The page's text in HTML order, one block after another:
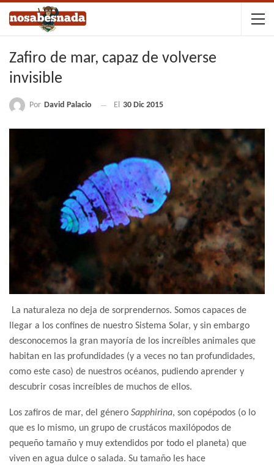
Zafiro de mar, capaz de volverse
invisible
Por David Palacio El 30 Dic 2015
La naturaleza no deja de sorprendernos. Somos capaces de
llegar a los confines de nuestro Sistema Solar, y sin embargo
desconocemos la gran mayoría de los increíbles animales que
habitan en las profundidades (y a veces no tan profundidades,
como este caso) de nuestros océanos, pudiendo aprender y
descubrir cosas increíbles de muchos de ellos.
Los zafiros de mar, del género Sapphirina, son copépodos (o lo
que es lo mismo, un grupo de crustácos maxilópodos de
pequeño tamaño y muy extendidos por todo el planeta) que
viven en agua dulce o salada. Su tamaño les hace